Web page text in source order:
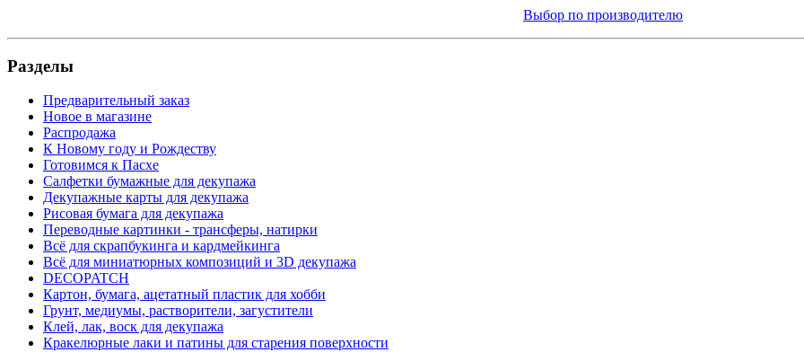
Выбор по производителю
Разделы
Предварительный заказ
Новое в магазине
Распродажа
К Новому году и Рождеству
Готовимся к Пасхе
Салфетки бумажные для декупажа
Декупажные карты для декупажа
Рисовая бумага для декупажа
Переводные картинки - трансферы, натирки
Всё для скрапбукинга и кардмейкинга
Всё для миниатюрных композиций и 3D декупажа
DECOPATCH
Картон, бумага, ацетатный пластик для хобби
Грунт, медиумы, растворители, загустители
Клей, лак, воск для декупажа
Кракелюрные лаки и патины для старения поверхности